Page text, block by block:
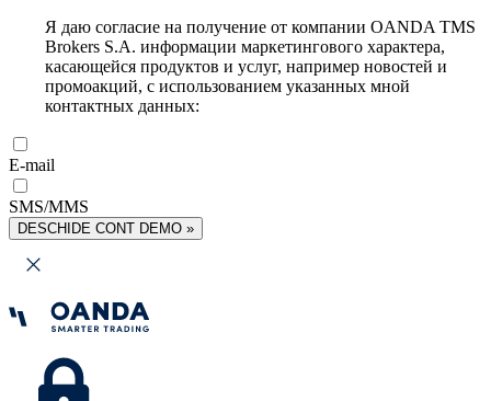
Я даю согласие на получение от компании OANDA TMS
Brokers S.A. информации маркетингового характера,
касающейся продуктов и услуг, например новостей и
промоакций, с использованием указанных мной
контактных данных:
E-mail
SMS/MMS
DESCHIDE CONT DEMO »